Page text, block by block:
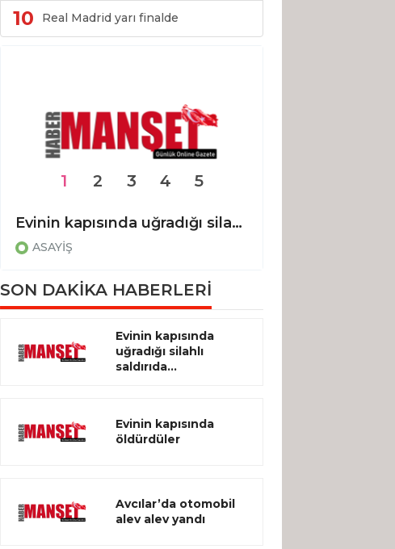
10 Real Madrid yarı finalde
Evinin kapısında uğradığı silahlı saldırıda hayatını kaybetti
ASAYİŞ
1 2 3 4 5
SON DAKİKA HABERLERİ
Evinin kapısında
uğradığı silahlı
saldırıda...
Evinin kapısında
öldürdüler
Avcılar’da otomobil
alev alev yandı